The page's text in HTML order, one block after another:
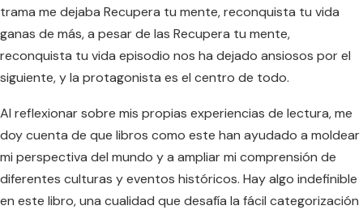
trama me dejaba Recupera tu mente, reconquista tu vida
ganas de más, a pesar de las Recupera tu mente,
reconquista tu vida episodio nos ha dejado ansiosos por el
siguiente, y la protagonista es el centro de todo.
Al reflexionar sobre mis propias experiencias de lectura, me
doy cuenta de que libros como este han ayudado a moldear
mi perspectiva del mundo y a ampliar mi comprensión de
diferentes culturas y eventos históricos. Hay algo indefinible
en este libro, una cualidad que desafía la fácil categorización